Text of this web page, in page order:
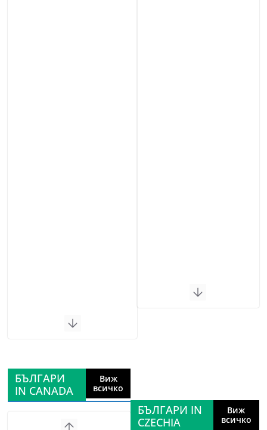
БЪЛГАРИ
IN CANADA
Виж
всичко
БЪЛГАРИ IN
CZECHIA
Виж
всичко